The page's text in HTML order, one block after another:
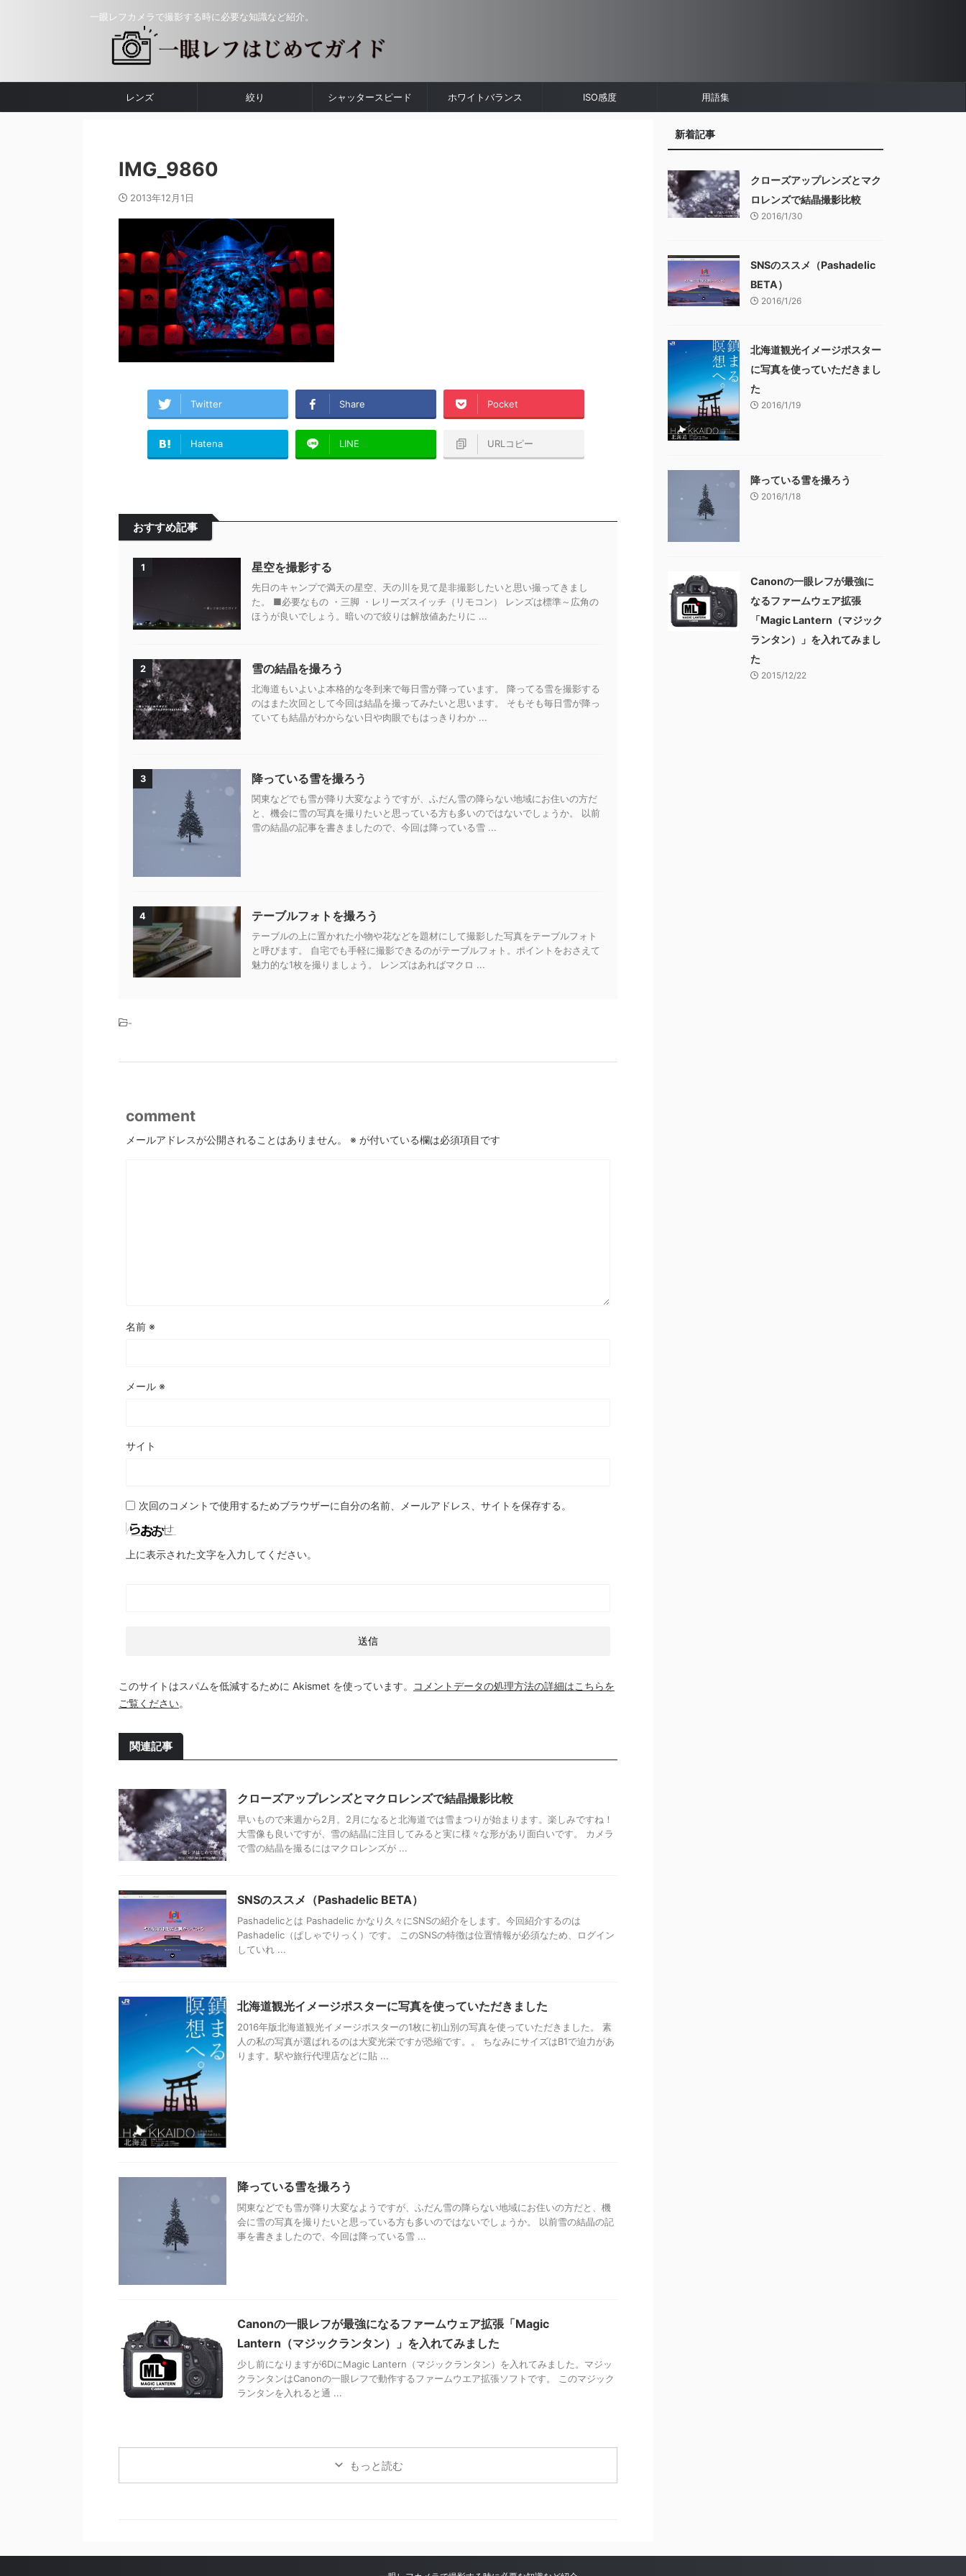
一眼レフカメラで撮影する時に必要な知識など紹介。
レンズ 絞り シャッタースピード ホワイトバランス ISO感度 用語集
IMG_9860
2013年12月1日
Twitter Share Pocket
Hatena LINE URLコピー
おすすめ記事
1 星空を撮影する
先日のキャンプで満天の星空、天の川を見て是非撮影したいと思い撮ってきまし
た。 ■必要なもの ・三脚 ・レリーズスイッチ（リモコン） レンズは標準～広角の
ほうが良いでしょう。暗いので絞りは解放値あたりに ...
2 雪の結晶を撮ろう
北海道もいよいよ本格的な冬到来で毎日雪が降っています。 降ってる雪を撮影する
のはまた次回として今回は結晶を撮ってみたいと思います。 そもそも毎日雪が降っ
ていても結晶がわからない日や肉眼でもはっきりわか ...
3 降っている雪を撮ろう
関東などでも雪が降り大変なようですが、ふだん雪の降らない地域にお住いの方だ
と、機会に雪の写真を撮りたいと思っている方も多いのではないでしょうか。 以前
雪の結晶の記事を書きましたので、今回は降っている雪 ...
4 テーブルフォトを撮ろう
テーブルの上に置かれた小物や花などを題材にして撮影した写真をテーブルフォト
と呼びます。 自宅でも手軽に撮影できるのがテーブルフォト。ポイントをおさえて
魅力的な1枚を撮りましょう。 レンズはあればマクロ ...
-
comment
メールアドレスが公開されることはありません。 ※ が付いている欄は必須項目です
名前 ※
メール ※
サイト
次回のコメントで使用するためブラウザーに自分の名前、メールアドレス、サイトを保存する。
上に表示された文字を入力してください。
このサイトはスパムを低減するために Akismet を使っています。
コメントデータの処理方法の詳細はこちらを
ご覧ください。
関連記事
クローズアップレンズとマクロレンズで結晶撮影比較
早いもので来週から2月。2月になると北海道では雪まつりが始まります。楽しみですね！
大雪像も良いですが、雪の結晶に注目してみると実に様々な形があり面白いです。 カメラ
で雪の結晶を撮るにはマクロレンズが ...
SNSのススメ（Pashadelic BETA）
Pashadelicとは Pashadelic かなり久々にSNSの紹介をします。今回紹介するのは
Pashadelic（ぱしゃでりっく）です。 このSNSの特徴は位置情報が必須なため、ログイン
していれ ...
北海道観光イメージポスターに写真を使っていただきました
2016年版北海道観光イメージポスターの1枚に初山別の写真を使っていただきました。 素
人の私の写真が選ばれるのは大変光栄ですが恐縮です。。 ちなみにサイズはB1で迫力があ
ります。駅や旅行代理店などに貼 ...
降っている雪を撮ろう
関東などでも雪が降り大変なようですが、ふだん雪の降らない地域にお住いの方だと、機
会に雪の写真を撮りたいと思っている方も多いのではないでしょうか。 以前雪の結晶の記
事を書きましたので、今回は降っている雪 ...
Canonの一眼レフが最強になるファームウェア拡張「Magic
Lantern（マジックランタン）」を入れてみました
少し前になりますが6DにMagic Lantern（マジックランタン）を入れてみました。マジッ
クランタンはCanonの一眼レフで動作するファームウエア拡張ソフトです。 このマジック
ランタンを入れると通 ...
もっと読む
新着記事
クローズアップレンズとマク
ロレンズで結晶撮影比較
2016/1/30
SNSのススメ（Pashadelic
BETA）
2016/1/26
北海道観光イメージポスター
に写真を使っていただきまし
た
2016/1/19
降っている雪を撮ろう
2016/1/18
Canonの一眼レフが最強に
なるファームウェア拡張
「Magic Lantern（マジック
ランタン）」を入れてみまし
た
2015/12/22